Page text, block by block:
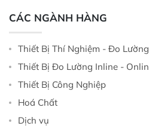
CÁC NGÀNH HÀNG
Thiết Bị Thí Nghiệm - Đo Lường
Thiết Bị Đo Lường Inline -
Thiết Bị Công Nghiệp
Hoá Chất
Dịch vụ